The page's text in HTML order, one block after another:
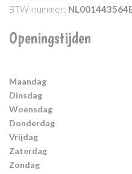
BTW-nummer:
Openingstijden
Maandag
Dinsdag
Woensdag
Donderdag
Vrijdag
Zaterdag
Zondag